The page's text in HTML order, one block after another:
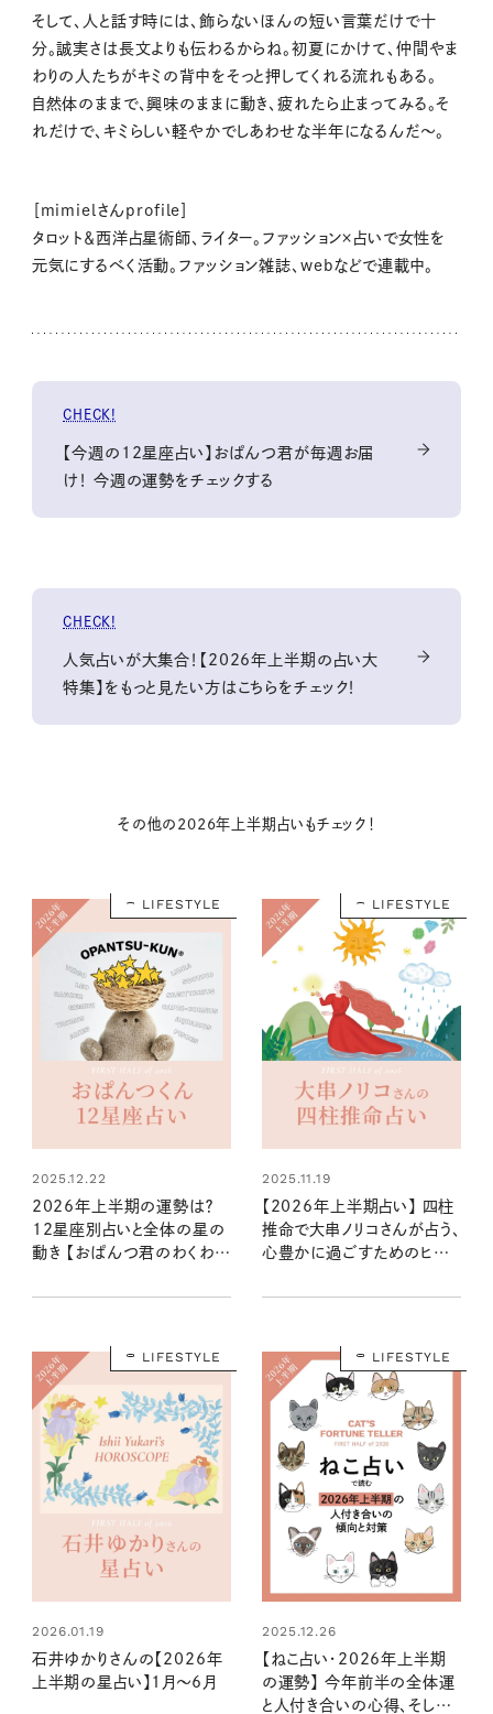
そして、人と話す時には、飾らないほんの短い言葉だけで十
分。誠実さは長文よりも伝わるからね。初夏にかけて、仲間やま
わりの人たちがキミの背中をそっと押してくれる流れもある。
自然体のままで、興味のままに動き、疲れたら止まってみる。そ
れだけで、キミらしい軽やかでしあわせな半年になるんだ〜。
［mimielさんprofile］
タロット＆西洋占星術師、ライター。ファッション×占いで女性を
元気にするべく活動。ファッション雑誌、webなどで連載中。
CHECK!
【今週の12星座占い】おぱんつ君が毎週お届
け！ 今週の運勢をチェックする
CHECK!
人気占いが大集合！【2026年上半期の占い大
特集】をもっと見たい方はこちらをチェック！
その他の2026年上半期占いもチェック！
LIFESTYLE
2025.12.22
2026年上半期の運勢は？
12星座別占いと全体の星の
動き 【おぱんつ君のわくわく
LIFESTYLE
2025.11.19
【2026年上半期占い】 四柱
推命で大串ノリコさんが占う、
心豊かに過ごすためのヒント
LIFESTYLE
2026.01.19
石井ゆかりさんの【2026年
上半期の星占い】1月～6月
LIFESTYLE
2025.12.26
【ねこ占い・2026年上半期
の運勢】 今年前半の全体運
と人付き合いの心得、そして